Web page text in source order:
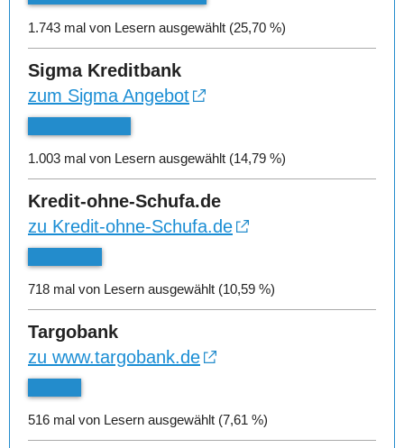
1.743 mal von Lesern ausgewählt (25,70 %)
Sigma Kreditbank
zum Sigma Angebot
1.003 mal von Lesern ausgewählt (14,79 %)
Kredit-ohne-Schufa.de
zu Kredit-ohne-Schufa.de
718 mal von Lesern ausgewählt (10,59 %)
Targobank
zu www.targobank.de
516 mal von Lesern ausgewählt (7,61 %)